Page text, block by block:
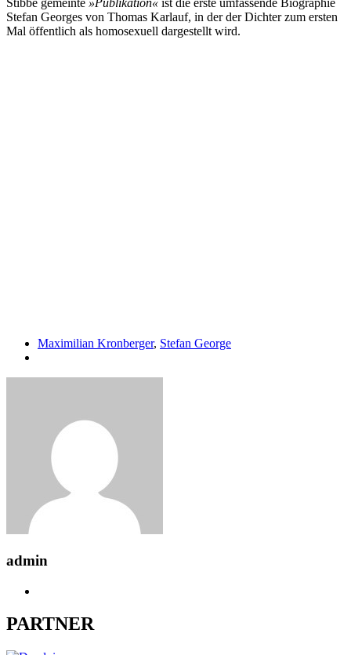
Stibbe gemeinte »Publikation« ist die erste umfassende Biographie
Stefan Georges von Thomas Karlauf, in der der Dichter zum ersten
Mal öffentlich als homosexuell dargestellt wird.
Maximilian Kronberger, Stefan George
admin
PARTNER